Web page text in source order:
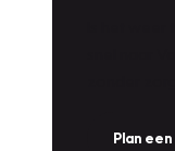
Plan een